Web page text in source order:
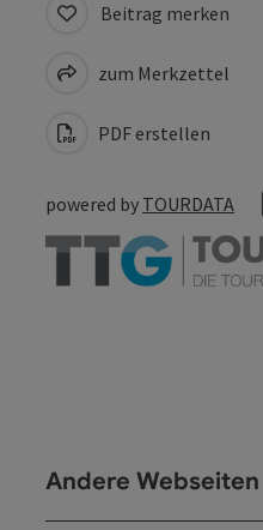
Beitrag merken
zum Merkzettel
PDF erstellen
powered by TOURDATA
Andere Webseiten